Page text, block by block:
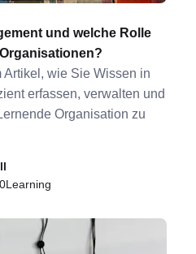
und welche Rolle
Artikel, wie Sie Wissen in
erfassen, verwalten und
Organisation zu